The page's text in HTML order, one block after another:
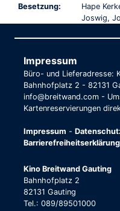
Besetzung:
Hape
Joswig,
Impressum
Büro- und Lieferadresse:
Bahnhofplatz 2 - 82131
info@breitwand.com -
Kartenreservierungen
Impressum -
Barrierefreiheitserklärung
Kino Breitwand Gauting
Bahnhofplatz 2
82131 Gauting
Tel.: 089/89501000